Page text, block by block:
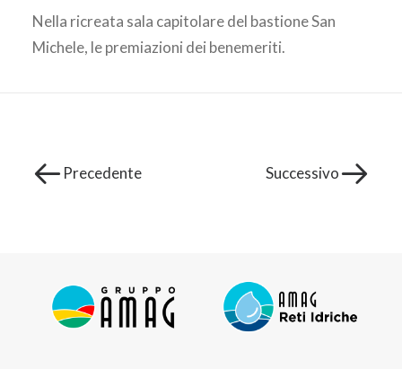
Nella ricreata sala capitolare del bastione San
Michele, le premiazioni dei benemeriti.
Precedente Successivo